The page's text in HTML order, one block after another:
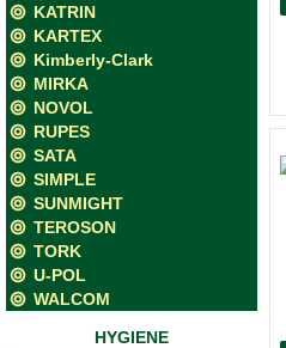
KATRIN
KARTEX
Kimberly-Clark
MIRKA
NOVOL
RUPES
SATA
SIMPLE
SUNMIGHT
TEROSON
TORK
U-POL
WALCOM
HYGIENE